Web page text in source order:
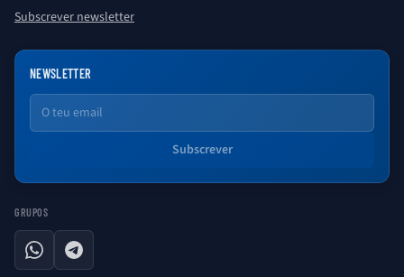
Subscrever newsletter
NEWSLETTER
Email
Subscrever
GRUPOS
WhatsAppTelegram